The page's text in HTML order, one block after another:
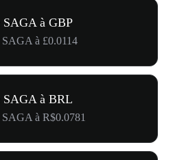
SAGA à GBP
à £0.0114
SAGA à BRL
à R$0.0781